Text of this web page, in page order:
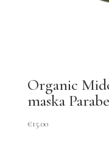
Organic
maska
€15.00